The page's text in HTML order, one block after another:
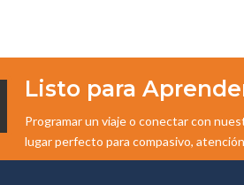
Listo para
Programar un viaje o conectar con
lugar perfecto para compasivo,